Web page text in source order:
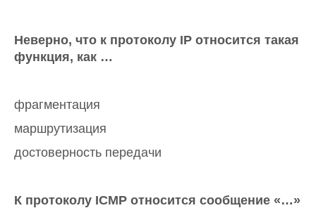
Неверно, что к протоколу IP относится такая
функция, как …
фрагментация
маршрутизация
достоверность передачи
К протоколу ICMP относится сообщение «…»